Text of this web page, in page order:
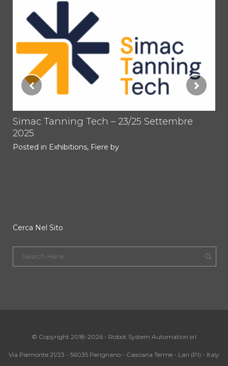
Simac Tanning Tech – 23/25 Settembre
2025
Posted in Exhibitions, Fiere by
Cerca Nel Sito
© Copyright 2018-2026 - Robot System Automation srl
Via Piemonte 21/23 - 56035 Perignano - Casciana Terme - Lari (PI) - Italy